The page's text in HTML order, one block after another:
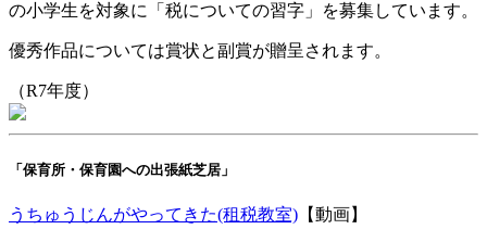
の小学生を対象に「税についての習字」を募集しています。
優秀作品については賞状と副賞が贈呈されます。
（R7年度）
「保育所・保育園への出張紙芝居」
うちゅうじんがやってきた(租税教室) 【動画】